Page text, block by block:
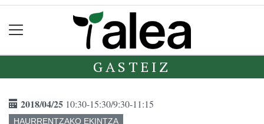
GASTEIZ
2018/04/25 10:30-15:30/9:30-11:15
HAURRENTZAKO EKINTZA